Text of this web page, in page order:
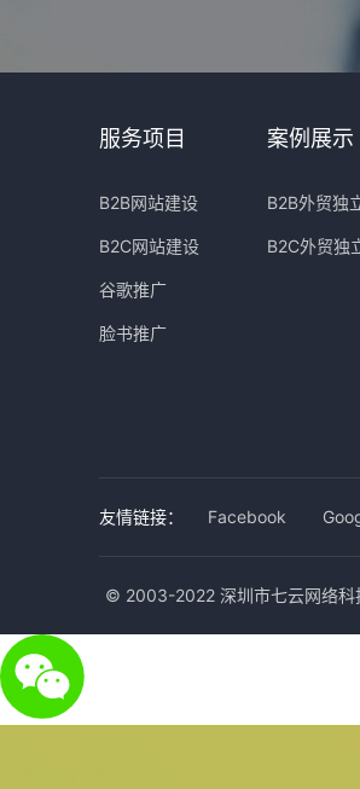
服务项目
B2B网站建设
B2C网站建设
谷歌推广
脸书推广
案例展示
B2B外贸独
B2C外贸独
友情链接： Facebook
© 2003-2022 深圳市七云网络科